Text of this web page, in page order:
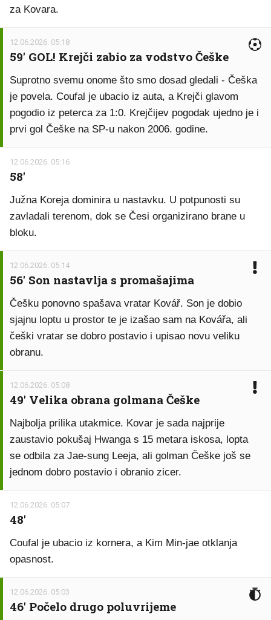
za Kovara.
12.06.2026. 05:18
59' GOL! Krejči zabio za vodstvo Češke
Suprotno svemu onome što smo dosad gledali - Češka
je povela. Coufal je ubacio iz auta, a Krejči glavom
pogodio iz peterca za 1:0. Krejčijev pogodak ujedno je i
prvi gol Češke na SP-u nakon 2006. godine.
12.06.2026. 05:16
58'
Južna Koreja dominira u nastavku. U potpunosti su
zavladali terenom, dok se Česi organizirano brane u
bloku.
12.06.2026. 05:14
56' Son nastavlja s promašajima
Češku ponovno spašava vratar Kovář. Son je dobio
sjajnu loptu u prostor te je izašao sam na Kovářa, ali
češki vratar se dobro postavio i upisao novu veliku
obranu.
12.06.2026. 05:08
49' Velika obrana golmana Češke
Najbolja prilika utakmice. Kovar je sada najprije
zaustavio pokušaj Hwanga s 15 metara iskosa, lopta
se odbila za Jae-sung Leeja, ali golman Češke još se
jednom dobro postavio i obranio zicer.
12.06.2026. 05:07
48'
Coufal je ubacio iz kornera, a Kim Min-jae otklanja
opasnost.
12.06.2026. 05:03
46' Počelo drugo poluvrijeme